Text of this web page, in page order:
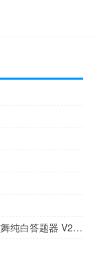
QQ炫舞纯白答题器 V2.0 绿色免费版（QQ炫舞纯白答题器 V2.0 绿色免费版功能简介）